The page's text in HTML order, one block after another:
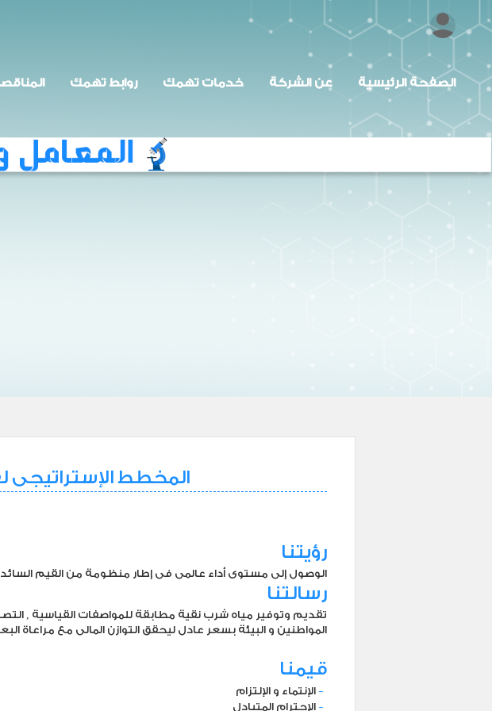
الصفحة الرئيسية عن الشركة خدمات تهمك روابط تهمك
المخطط الإستراتيجى
رؤيتنا
الوصول إلى مستوى أداء عالمى فى إطار منظومة من القيم
رسالتنا
تقديم وتوفير مياه شرب نقية مطابقة للمواصفات القياسية ,
المواطنين و البيئة بسعر عادل ليحقق التوازن المالى مع مراعاة
قيمنا
-
-